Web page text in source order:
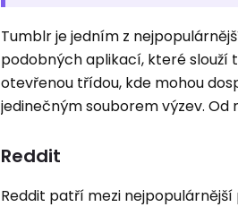
Tumblr je jedním z
podobných aplikací, které slouží
otevřenou třídou, kde mohou
jedinečným souborem výzev. Od
Reddit
Reddit patří mezi